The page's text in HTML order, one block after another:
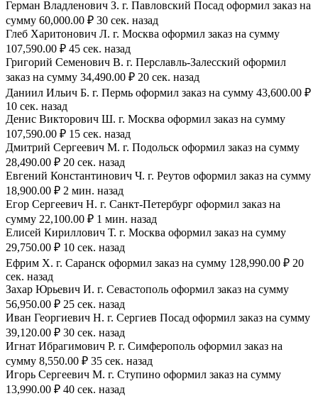
Герман Владленович З. г. Павловский Посад оформил заказ на
сумму 60,000.00 ₽ 30 сек. назад
Глеб Харитонович Л. г. Москва оформил заказ на сумму
107,590.00 ₽ 45 сек. назад
Григорий Семенович В. г. Перславль-Залесский оформил
заказ на сумму 34,490.00 ₽ 20 сек. назад
Даниил Ильич Б. г. Пермь оформил заказ на сумму 43,600.00 ₽
10 сек. назад
Денис Викторович Ш. г. Москва оформил заказ на сумму
107,590.00 ₽ 15 сек. назад
Дмитрий Сергеевич М. г. Подольск оформил заказ на сумму
28,490.00 ₽ 20 сек. назад
Евгений Константинович Ч. г. Реутов оформил заказ на сумму
18,900.00 ₽ 2 мин. назад
Егор Сергеевич Н. г. Санкт-Петербург оформил заказ на
сумму 22,100.00 ₽ 1 мин. назад
Елисей Кириллович Т. г. Москва оформил заказ на сумму
29,750.00 ₽ 10 сек. назад
Ефрим Х. г. Саранск оформил заказ на сумму 128,990.00 ₽ 20
сек. назад
Захар Юрьевич И. г. Севастополь оформил заказ на сумму
56,950.00 ₽ 25 сек. назад
Иван Георгиевич Н. г. Сергиев Посад оформил заказ на сумму
39,120.00 ₽ 30 сек. назад
Игнат Ибрагимович Р. г. Симферополь оформил заказ на
сумму 8,550.00 ₽ 35 сек. назад
Игорь Сергеевич М. г. Ступино оформил заказ на сумму
13,990.00 ₽ 40 сек. назад